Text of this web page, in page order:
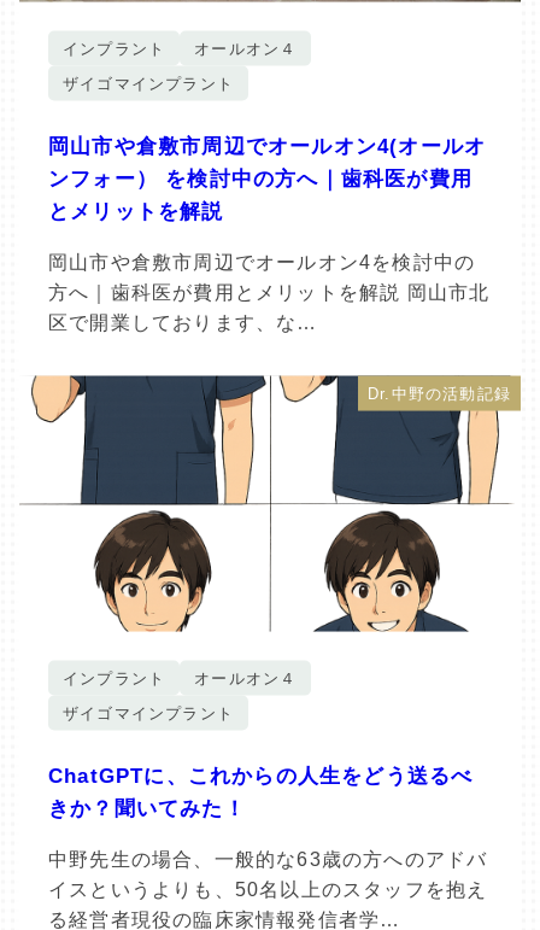
インプラント
オールオン４
ザイゴマインプラント
岡山市や倉敷市周辺でオールオン4(オールオ
ンフォー） を検討中の方へ｜歯科医が費用
とメリットを解説
岡山市や倉敷市周辺でオールオン4を検討中の
方へ｜歯科医が費用とメリットを解説 岡山市北
区で開業しております、な…
Dr.中野の活動記録
インプラント
オールオン４
ザイゴマインプラント
ChatGPTに、これからの人生をどう送るべ
きか？聞いてみた！
中野先生の場合、一般的な63歳の方へのアドバ
イスというよりも、50名以上のスタッフを抱え
る経営者現役の臨床家情報発信者学…